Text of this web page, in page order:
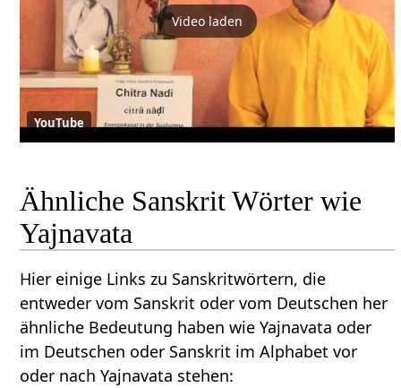
Video laden
YouTube
Ähnliche Sanskrit Wörter wie
Yajnavata
Hier einige Links zu Sanskritwörtern, die
entweder vom Sanskrit oder vom Deutschen her
ähnliche Bedeutung haben wie Yajnavata oder
im Deutschen oder Sanskrit im Alphabet vor
oder nach Yajnavata stehen: